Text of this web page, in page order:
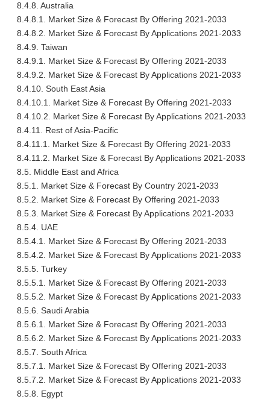
8.4.8. Australia
8.4.8.1. Market Size & Forecast By Offering 2021-2033
8.4.8.2. Market Size & Forecast By Applications 2021-2033
8.4.9. Taiwan
8.4.9.1. Market Size & Forecast By Offering 2021-2033
8.4.9.2. Market Size & Forecast By Applications 2021-2033
8.4.10. South East Asia
8.4.10.1. Market Size & Forecast By Offering 2021-2033
8.4.10.2. Market Size & Forecast By Applications 2021-2033
8.4.11. Rest of Asia-Pacific
8.4.11.1. Market Size & Forecast By Offering 2021-2033
8.4.11.2. Market Size & Forecast By Applications 2021-2033
8.5. Middle East and Africa
8.5.1. Market Size & Forecast By Country 2021-2033
8.5.2. Market Size & Forecast By Offering 2021-2033
8.5.3. Market Size & Forecast By Applications 2021-2033
8.5.4. UAE
8.5.4.1. Market Size & Forecast By Offering 2021-2033
8.5.4.2. Market Size & Forecast By Applications 2021-2033
8.5.5. Turkey
8.5.5.1. Market Size & Forecast By Offering 2021-2033
8.5.5.2. Market Size & Forecast By Applications 2021-2033
8.5.6. Saudi Arabia
8.5.6.1. Market Size & Forecast By Offering 2021-2033
8.5.6.2. Market Size & Forecast By Applications 2021-2033
8.5.7. South Africa
8.5.7.1. Market Size & Forecast By Offering 2021-2033
8.5.7.2. Market Size & Forecast By Applications 2021-2033
8.5.8. Egypt